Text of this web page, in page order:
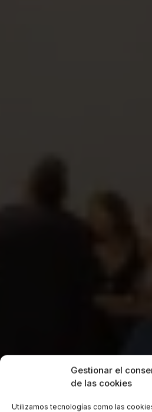
Gestionar el
de las cookies
Utilizamos tecnologías como las